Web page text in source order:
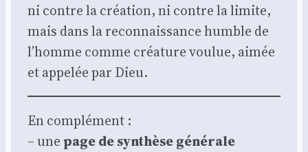
ni contre la créa­tion, ni contre la limite,
mais dans la recon­nais­sance humble de
l’homme comme créa­ture vou­lue, aimée
et appe­lée par Dieu.
En com­plé­ment :
– unepage de syn­thèse géné­rale